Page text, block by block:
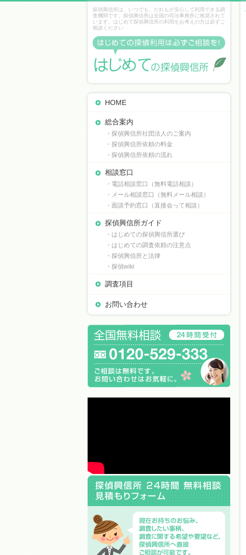
探偵興信所は、いつでも、だれもが安心して利用できる調
査機関です。探偵興信所は全国の司法事務所に推奨されて
います。はじめて探偵興信所の利用をお考えの方は必ずご
相談ください
HOME
総合案内
・探偵興信所社団法人のご案内
・探偵興信所依頼の料金
・探偵興信所依頼の流れ
相談窓口
・電話相談窓口（無料電話相談）
・メール相談窓口（無料メール相談）
・面談予約窓口（直接会って相談）
探偵興信所ガイド
・はじめての探偵興信所選び
・はじめての調査依頼の注意点
・探偵興信所と法律
・探偵wiki
調査項目
お問い合わせ